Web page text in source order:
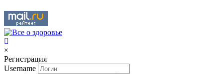
×
Регистрация
Username